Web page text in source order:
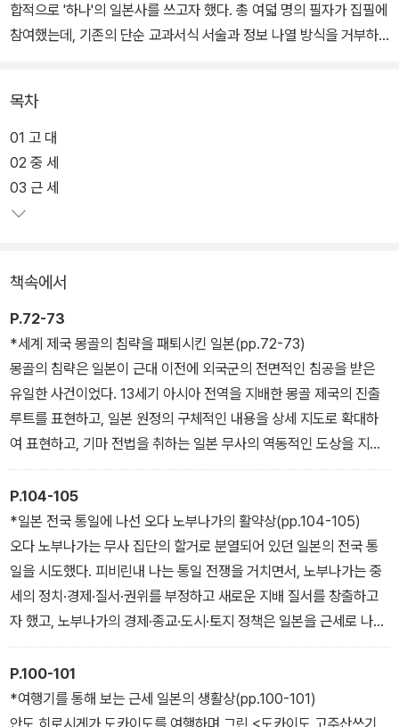
합적으로 '하나'의 일본사를 쓰고자 했다. 총 여덟 명의 필자가 집필에
참여했는데, 기존의 단순 교과서식 서술과 정보 나열 방식을 거부하
일본열도의 탄생부터 1990년대 이후의 장기 불황 시대까지 전체 일
본사를 아우르는 총 89개의 테마로 구성되어 있다. 각각의 테마는 2
쪽 펼친 페이지에 담겨 있으며, 텍스트, 지도, 다이어그램, 도판이 해
당 주제를 향해 일목요연하게 배치되어 있다. 왼쪽 첫머리에는 연표
본문에 집필한 글의 내용을 지도에 압축적으로 표현하여, 시간에 갇
혀 있는 역사 이해의 폭을 공간으로 넓히는 것이 이 책의 핵심이다. 필
자들은 철저한 사료 해석과 지리 고증을 토대로 역사적 사건을 지도
로 재현했다. 이 책에 실린 101컷의 지도는 정치적 사건의 전개, 인구
와 물자의 이동, 산업과 문화의 분포, 여행자의 경로 등 일본사의 다양
한 국면들을 시각적으로 드러내고 있으며, 68컷의 표와 그래프는 텍
목차
01 고 대
02 중 세
03 근 세
책속에서
P.72-73
*세계 제국 몽골의 침략을 패퇴시킨 일본(pp.72-73)
몽골의 침략은 일본이 근대 이전에 외국군의 전면적인 침공을 받은
유일한 사건이었다. 13세기 아시아 전역을 지배한 몽골 제국의 진출
루트를 표현하고, 일본 원정의 구체적인 내용을 상세 지도로 확대하
여 표현하고, 기마 전법을 취하는 일본 무사의 역동적인 도상을 지도
위에 배치하여, 몽골 제국이 확장하던 당시 동아시아상의 역동성을
구현했다. 또 일본군과 몽골군의 전투 모습을 담은 『몽고습래회사(蒙
古襲來繪詞)』의 일부를 실어 전쟁의 생생함을 전달했다.
P.104-105
*일본 전국 통일에 나선 오다 노부나가의 활약상(pp.104-105)
오다 노부나가는 무사 집단의 할거로 분열되어 있던 일본의 전국 통
일을 시도했다. 피비린내 나는 통일 전쟁을 거치면서, 노부나가는 중
세의 정치·경제·질서·권위를 부정하고 새로운 지배 질서를 창출하고
자 했고, 노부나가의 경제·종교·도시·토지 정책은 일본을 근세로 나아
가게 한 선구적 정책으로 평가되고 있다. 오른쪽 지도는 오다 노부나
가의 전국 통일 과정을 짙은 색부터 옅은 색으로 표현해 노부나가의
세력이 확장되는 양상을 표현하고 있다.
P.100-101
*여행기를 통해 보는 근세 일본의 생활상(pp.100-101)